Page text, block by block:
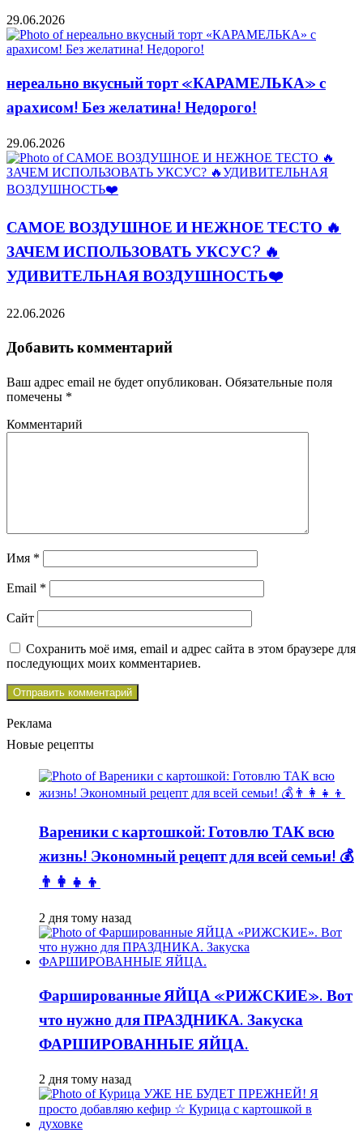
29.06.2026
нереально вкусный торт «КАРАМЕЛЬКА» с
арахисом! Без желатина! Недорого!
29.06.2026
САМОЕ ВОЗДУШНОЕ И НЕЖНОЕ ТЕСТО 🔥
ЗАЧЕМ ИСПОЛЬЗОВАТЬ УКСУС? 🔥
УДИВИТЕЛЬНАЯ ВОЗДУШНОСТЬ❤️
22.06.2026
Добавить комментарий
Ваш адрес email не будет опубликован. Обязательные поля
помечены *
Комментарий
Имя *
Email *
Сайт
Сохранить моё имя, email и адрес сайта в этом браузере для
последующих моих комментариев.
Реклама
Новые рецепты
Вареники с картошкой: Готовлю ТАК всю
жизнь! Экономный рецепт для всей семьи! 💰
👨👩👧👦
2 дня тому назад
Фаршированные ЯЙЦА «РИЖСКИЕ». Вот
что нужно для ПРАЗДНИКА. Закуска
ФАРШИРОВАННЫЕ ЯЙЦА.
2 дня тому назад